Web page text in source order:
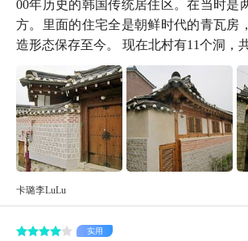
方。里面的住宅全是朝鲜时代的青瓦房
造形态保存至今。 现在北村有11个洞，共
卡璐李LuLu
实用